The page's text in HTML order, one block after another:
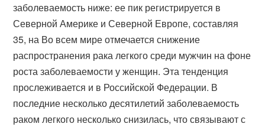
заболеваемость ниже: ее пик регистрируется в
Северной Америке и Северной Европе, составляя
35, на Во всем мире отмечается снижение
распространения рака легкого среди мужчин на фоне
роста заболеваемости у женщин. Эта тенденция
прослеживается и в Российской Федерации. В
последние несколько десятилетий заболеваемость
раком легкого несколько снизилась, что связывают с